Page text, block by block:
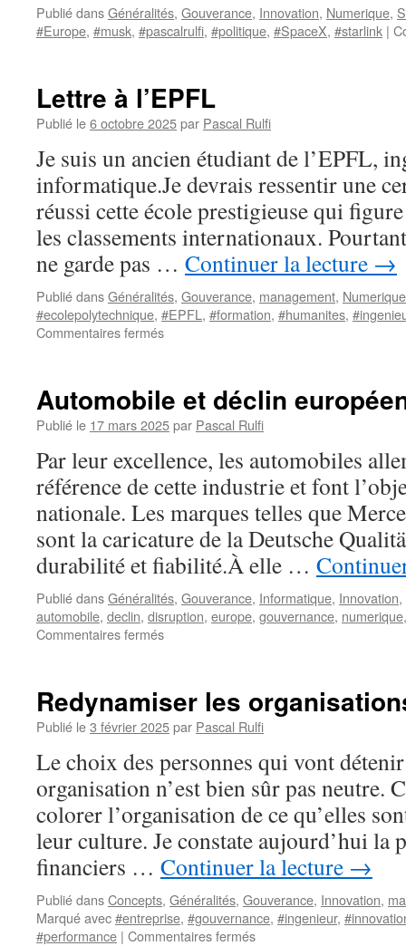
Publié dansGénéralités, Gouverance, Innovation, Numerique,
#Europe, #musk, #pascalrulfi, #politique, #SpaceX, #starlink |
Lettre à l’EPFL
Publié le6 octobre 2025par Pascal Rulfi
Je suis un ancien étudiant de l’EPFL,
informatique.Je devrais ressentir une
réussi cette école prestigieuse qui
les classements internationaux.
ne garde pas … Continuer la lecture →
Publié dansGénéralités, Gouverance, management, Numerique
#ecolepolytechnique, #EPFL , #formation, #humanites,
Commentaires ferméssur
Automobile et déclin
Publié le 17 mars 2025par Pascal Rulfi
Par leur excellence, les automobiles
référence de cette industrie et font
nationale. Les marques telles que
sont la caricature de la Deutsche
durabilité et fiabilité.À elle …
Publié dansGénéralités, Gouverance, Informatique, Innovation,
automobile, declin, disruption, europe, gouvernance, numerique
Commentaires ferméssur
européen
Redynamiser les
Publié le3 février 2025par Pascal Rulfi
Le choix des personnes qui vont
organisation n’est bien sûr pas neutre.
colorer l’organisation de ce qu’elles
leur culture. Je constate aujourd’hui la
financiers … Continuer la lecture →
Publié dansConcepts, Généralités, Gouverance, Innovation,
Marqué avec#entreprise, #gouvernance, #ingenieur,
#performance | Commentaires ferméssur